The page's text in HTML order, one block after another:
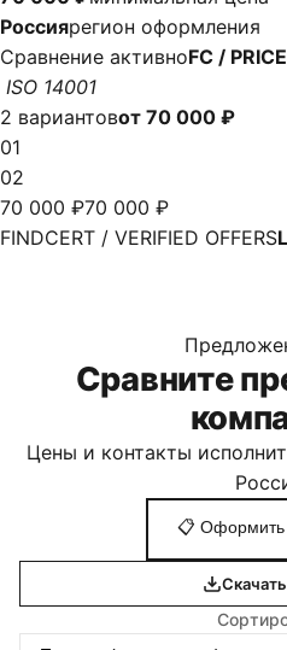
Россиярегион оформления
Сравнение активноFC /
ISO 14001
2 вариантовот 70 000 ₽
01
02
70 000 ₽70 000 ₽
FINDCERT / VERIFIED OFFERS
Сравните
Цены и контакты
📋 Оформить